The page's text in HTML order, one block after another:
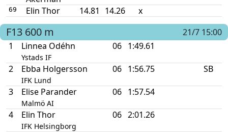
69 Elin Thor 14.81 14.26 x
F13 600 m
21/7 15:00
1
Linnea Odéhn
Ystads IF
06 1:49.61
2 Ebba Holgersson
IFK Lund
06 1:56.75 SB
3 Elise Parander
Malmö AI
06 1:57.54
4 Elin Thor
IFK Helsingborg
06 2:01.26